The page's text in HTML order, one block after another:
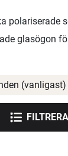
glasögon
(vanligast)
FILTRERA